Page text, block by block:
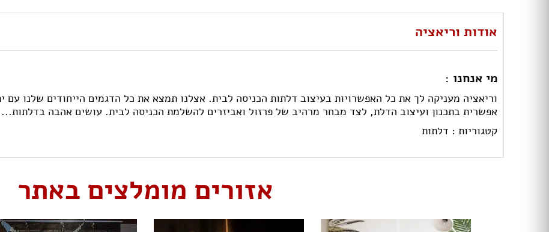
אודות וריאציה
מי אנחנו :
וריאציה מעניקה לך את כל האפשרויות בעיצוב דלתות הכניסה לבית. אצלנו תמצא את כל הדגמים הייחודים שלנו
אפשרית בתכנון ועיצוב הדלת, לצד מבחר מרהיב של פרזול ואביזרים להשלמת הכניסה לבית. עושים אהבה בדלתות...
קטגוריות : דלתות
אזורים מומלצים באתר